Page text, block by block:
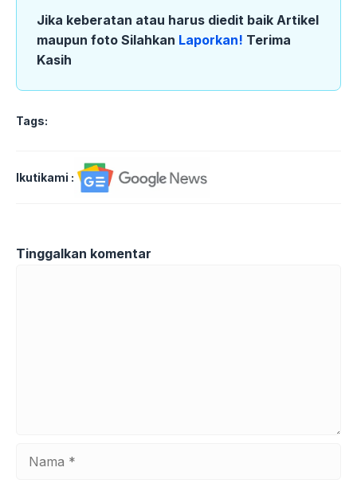
Jika keberatan atau harus diedit baik Artikel
maupun foto Silahkan Laporkan! Terima
Kasih
Tags:
Ikutikami :
Tinggalkan komentar